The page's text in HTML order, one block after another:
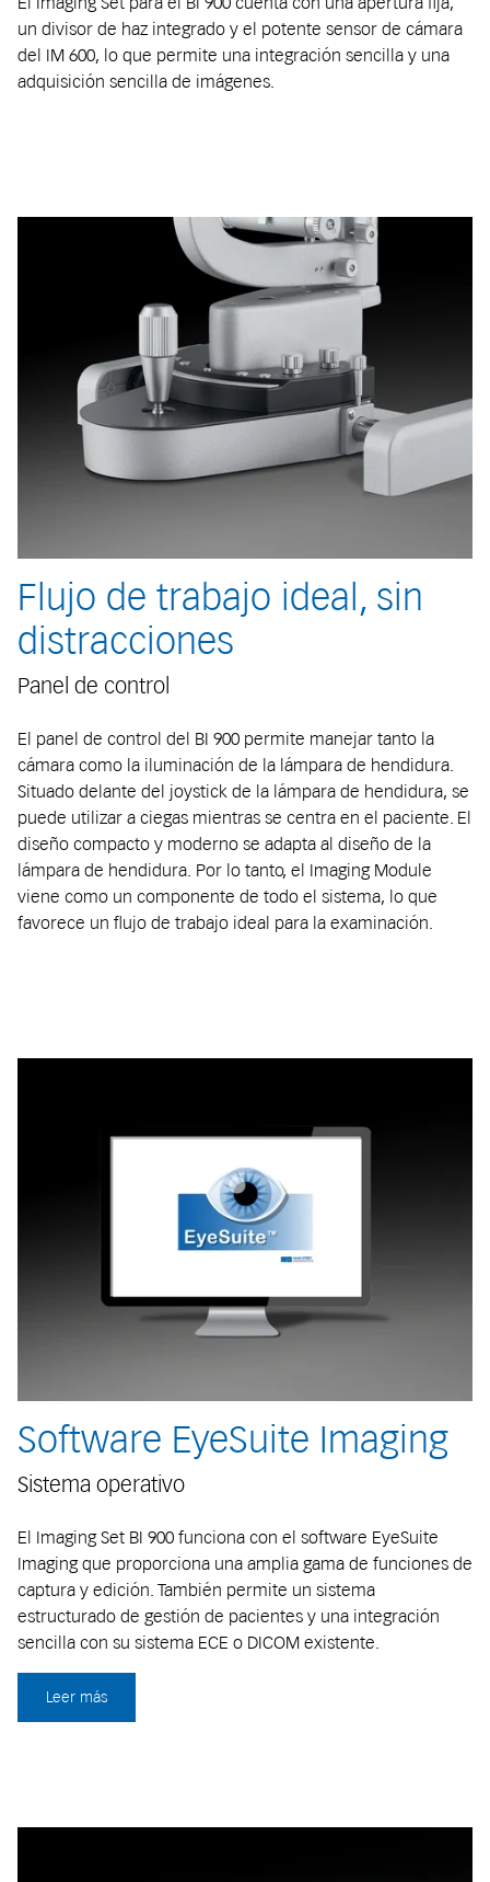
un divisor de haz integrado y el potente sensor de cámara
del IM 600, lo que permite una integración sencilla y una
adquisición sencilla de imágenes.
Flujo de trabajo ideal, sin
distracciones
Panel de control
El panel de control del BI 900 permite manejar tanto la
cámara como la iluminación de la lámpara de hendidura.
Situado delante del joystick de la lámpara de hendidura, se
puede utilizar a ciegas mientras se centra en el paciente. El
diseño compacto y moderno se adapta al diseño de la
lámpara de hendidura. Por lo tanto, el Imaging Module
viene como un componente de todo el sistema, lo que
favorece un flujo de trabajo ideal para la examinación.
Software EyeSuite Imaging
Sistema operativo
El Imaging Set BI 900 funciona con el software EyeSuite
Imaging que proporciona una amplia gama de funciones de
captura y edición. También permite un sistema
estructurado de gestión de pacientes y una integración
sencilla con su sistema ECE o DICOM existente.
Leer más